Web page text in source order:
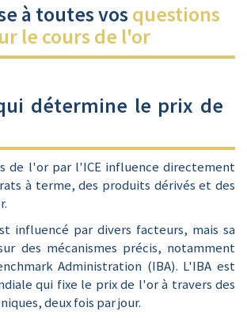
à toutes vos questions
le cours de l'or
détermine le prix de
de l'or par l'ICE influence directement
à terme, des produits dérivés et des
influencé par divers facteurs, mais sa
des mécanismes précis, notamment
Administration (IBA). L'IBA est
qui fixe le prix de l'or à travers des
deux fois par jour.